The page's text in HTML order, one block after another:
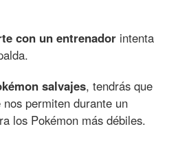
con un entrenador intenta
salvajes, tendrás que
permiten durante un
los Pokémon más débiles.